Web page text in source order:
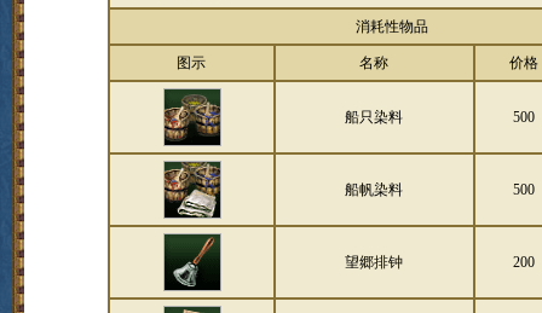
消耗性物品
图示 名称 价格
船只染料 500
船帆染料 500
望郷排钟 200